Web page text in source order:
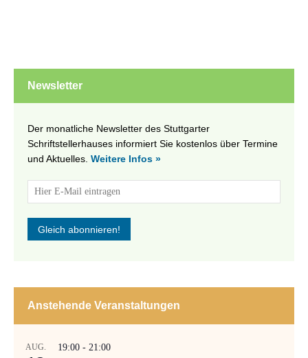
Newsletter
Der monatliche Newsletter des Stuttgarter
Schriftstellerhauses informiert Sie kostenlos über Termine
und Aktuelles. Weitere Infos »
Anstehende Veranstaltungen
AUG. 19:00 - 21:00